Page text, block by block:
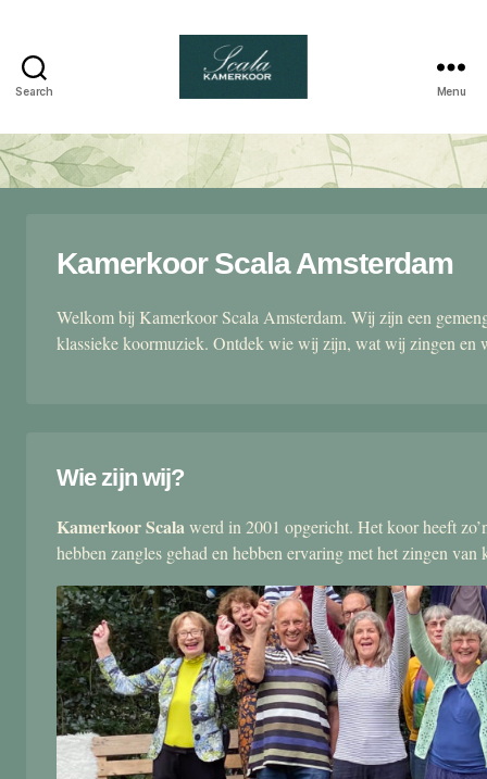
Search
kamerkoor
Menu
Kamerkoor Scala Amsterdam
Welkom bij Kamerkoor Scala Amsterdam. Wij zijn een
klassieke koormuziek. Ontdek wie wij zijn, wat wij zingen en
Wie zijn wij?
Kamerkoor Scalawerd in 2001 opgericht. Het koor heeft
hebben zangles gehad en hebben ervaring met het zingen van